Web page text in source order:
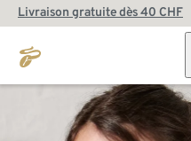
Livraison gratuite dès 40 CHF